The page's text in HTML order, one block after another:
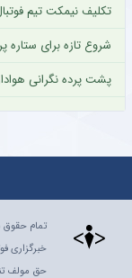
تکلیف نیمکت تیم
شروع تازه برای
پشت پرده نگرانی
خبرگزاری
حق مولف